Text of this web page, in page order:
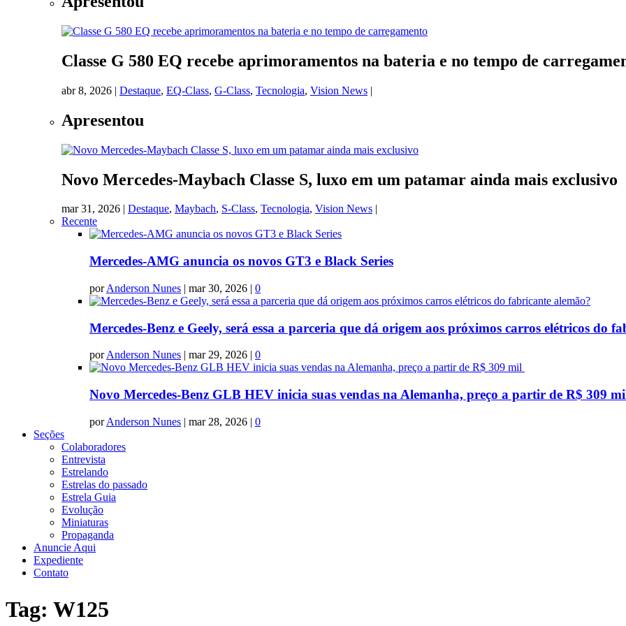
Classe G 580 EQ recebe aprimoramentos na bateria e no tempo de
abr 8, 2026 | Destaque, EQ-Class, G-Class, Tecnologia, Vision News |
Apresentou
Novo Mercedes-Maybach Classe S, luxo em um patamar ainda mais exclusivo
mar 31, 2026 | Destaque, Maybach, S-Class, Tecnologia, Vision News |
Recente
Mercedes-AMG anuncia os novos GT3 e Black Series
porAnderson Nunes | mar 30, 2026 | 0
Mercedes-Benz e Geely, será essa a parceria que dá origem aos próximos carros elétricos do
porAnderson Nunes | mar 29, 2026 | 0
Novo Mercedes-Benz GLB HEV inicia suas vendas na Alemanha, preço a partir de R$ 309
porAnderson Nunes | mar 28, 2026 | 0
Seções
Colaboradores
Entrevista
Estrelando
Estrelas do passado
Estrela Guia
Evolução
Miniaturas
Propaganda
Anuncie Aqui
Expediente
Contato
Tag: W125